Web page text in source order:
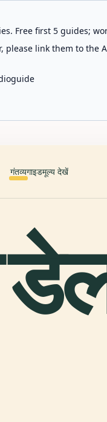
Free first 5 guides;
please link them to
गंतव्यगाइडमूल्य देखें